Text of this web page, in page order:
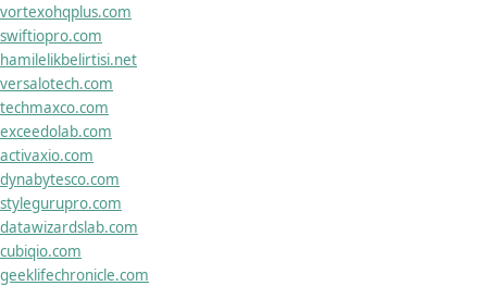
vortexohqplus.com
swiftiopro.com
hamilelikbelirtisi.net
versalotech.com
techmaxco.com
exceedolab.com
activaxio.com
dynabytesco.com
stylegurupro.com
datawizardslab.com
cubiqio.com
geeklifechronicle.com